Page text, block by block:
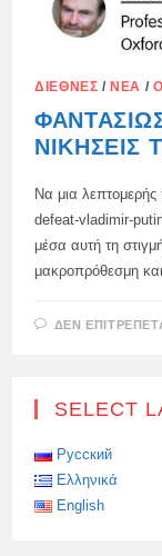
ΔΙΕΘΝΈΣ / ΝΈΑ /
ΝΙΚΉΣΕΙΣ
Να μια
defeat-vladimir-
μέσα αυτή τη
μακροπρόθεσμη
ΔΕΝ
SELECT
Русский
Ελληνικά
English